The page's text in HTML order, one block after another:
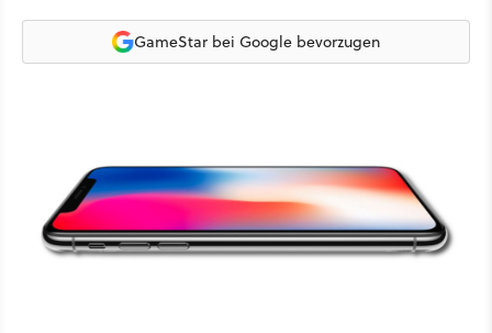
GameStar bei Google bevorzugen